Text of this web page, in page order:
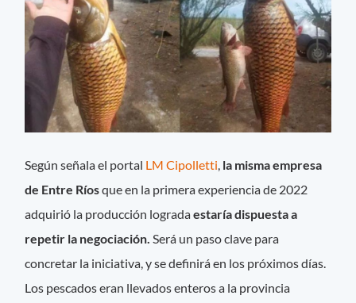
Según señala el portal LM Cipolletti la misma empresa
de Entre Ríosque en la primera experiencia de 2022
adquirió la producción logradaestaría dispuesta a
repetir la negociación. Será un paso clave para
concretar la iniciativa, y se definirá en los próximos días.
Los pescados eran llevados enteros a la provincia